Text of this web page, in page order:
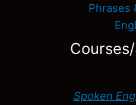
Phrases
Spoken